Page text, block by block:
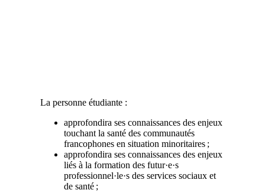
La personne étudiante :
approfondira ses connaissances des enjeux
touchant la santé des communautés
francophones en situation minoritaires ;
approfondira ses connaissances des enjeux
liés à la formation des futur·e·s
professionnel·le·s des services sociaux et
de santé ;